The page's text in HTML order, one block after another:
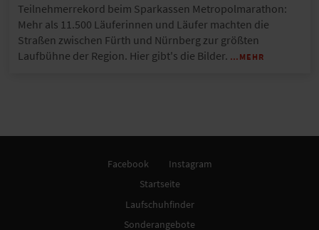
Teilnehmerrekord beim Sparkassen Metropolmarathon:
Mehr als 11.500 Läuferinnen und Läufer machten die
Straßen zwischen Fürth und Nürnberg zur größten
Laufbühne der Region. Hier gibt's die Bilder. …MEHR
Facebook
Instagram
Startseite
Laufschuhfinder
Sonderangebote